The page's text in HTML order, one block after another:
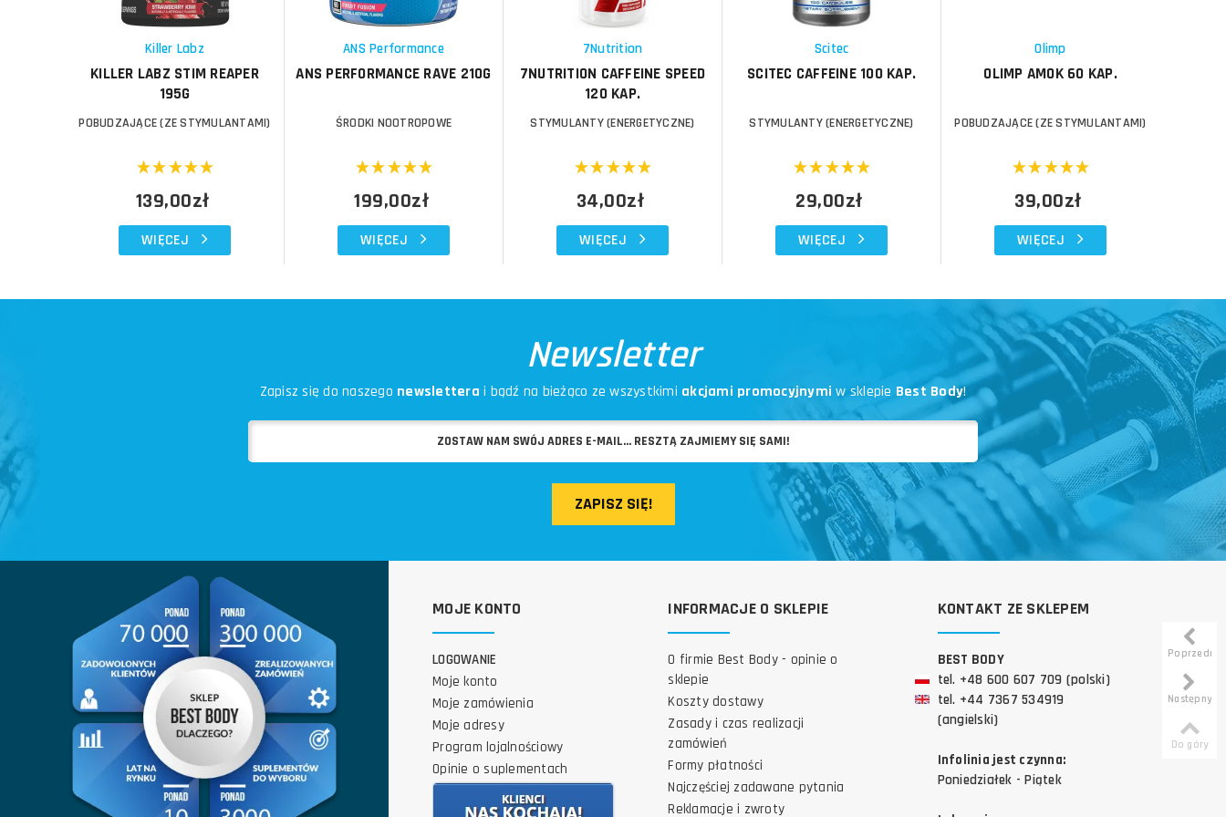
Killer Labz
KILLER LABZ STIM REAPER
195G
POBUDZAJĄCE (ZE STYMULANTAMI)
139,00zł
WIĘCEJ
ANS Performance
ANS PERFORMANCE RAVE 210G
ŚRODKI NOOTROPOWE
199,00zł
WIĘCEJ
7Nutrition
7NUTRITION CAFFEINE SPEED
120 KAP.
STYMULANTY (ENERGETYCZNE)
34,00zł
WIĘCEJ
Scitec
SCITEC CAFFEINE 100 KAP.
STYMULANTY (ENERGETYCZNE)
29,00zł
WIĘCEJ
Olimp
OLIMP AMOK 60 KAP.
POBUDZAJĄCE (ZE STYMULANTAMI)
39,00zł
WIĘCEJ
Newsletter
Zapisz się do naszego newslettera i bądź na bieżąco ze wszystkimi akcjami promocyjnymi w sklepie Best Body!
ZAPISZ SIĘ!
MOJE KONTO
LOGOWANIE
Moje konto
Moje zamówienia
Moje adresy
Program lojalnościowy
Opinie o suplementach
INFORMACJE O SKLEPIE
O firmie Best Body - opinie o
sklepie
Koszty dostawy
Zasady i czas realizacji
zamówień
Formy płatności
Najczęściej zadawane pytania
Reklamacje i zwroty
KONTAKT ZE SKLEPEM
BEST BODY
tel. +48 600 607 709 (polski)
tel. +44 7367 534919
(angielski)
Infolinia jest czynna:
Poniedziałek - Piątek
Poprzedni
Następny
Do góry